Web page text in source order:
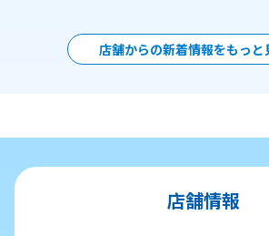
店舗からの新着情報をもっと
店舗情報